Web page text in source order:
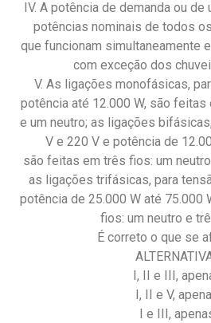
IV. A potência de demanda ou
potências nominais de todos
que funcionam simultaneamente
com exceção dos
V. As ligações monofásicas,
potência até 12.000 W, são
e um neutro; as ligações
V e 220 V e potência de
são feitas em três fios: um
as ligações trifásicas, para
potência de 25.000 W até 75.000
fios: um neutro e
É correto o que se
I, II e III,
I, II e V,
I e III,